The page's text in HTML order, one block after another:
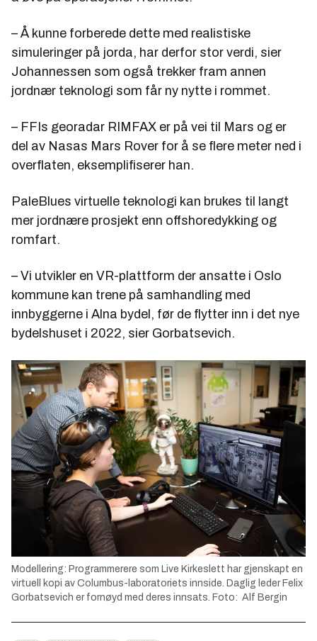
– Å kunne forberede dette med realistiske
simuleringer på jorda, har derfor stor verdi, sier
Johannessen som også trekker fram annen
jordnær teknologi som får ny nytte i rommet.
– FFIs georadar RIMFAX er på vei til Mars og er
del av Nasas Mars Rover for å se flere meter ned i
overflaten, eksemplifiserer han.
PaleBlues virtuelle teknologi kan brukes til langt
mer jordnære prosjekt enn offshoredykking og
romfart.
– Vi utvikler en VR-plattform der ansatte i Oslo
kommune kan trene på samhandling med
innbyggerne i Alna bydel, før de flytter inn i det nye
bydelshuset i 2022, sier Gorbatsevich.
Modellering: Programmerere som Live Kirkeslett har gjenskapt en
virtuell kopi av Columbus-laboratoriets innside. Daglig leder Felix
Gorbatsevich er fornøyd med deres innsats. Foto: Alf Bergin